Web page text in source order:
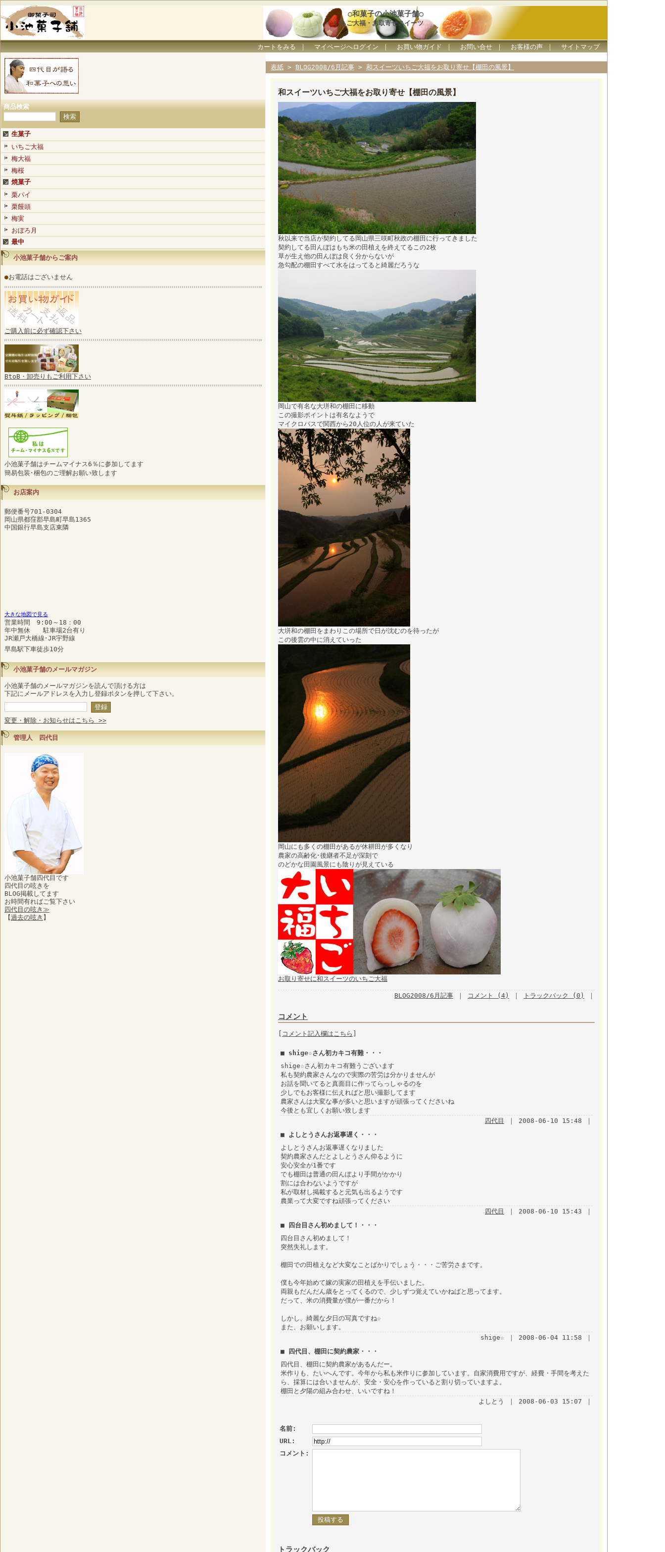
○和菓子の小池菓子舗○
いちご大福・お取寄せスイーツ
カートをみる ｜ マイページへログイン ｜ お買い物ガイド ｜ お問い合せ ｜ お客様の声 ｜ サイトマップ
商品検索
生菓子
いちご大福
梅大福
梅桜
焼菓子
栗パイ
栗饅頭
梅実
おぼろ月
最中
小池菓子舗からご案内
●お電話はございません
ご購入前に必ず確認下さい
BtoB・卸売りもご利用下さい
小池菓子舗はチームマイナス6％に参加してます
簡易包装･梱包のご理解お願い致します
お店案内
郵便番号701-0304
岡山県都窪郡早島町早島1365
中国銀行早島支店東隣
大きな地図で見る
営業時間 9:00～18：00
年中無休 駐車場2台有り
JR瀬戸大橋線･JR宇野線
早島駅下車徒歩10分
小池菓子舗のメールマガジン
小池菓子舗のメールマガジンを読んで頂ける方は
下記にメールアドレスを入力し登録ボタンを押して下さい。
変更・解除・お知らせはこちら >>
管理人 四代目
小池菓子舗四代目です
四代目の呟きを
BLOG掲載してます
お時間有ればご覧下さい
四代目の呟き≫
【過去の呟き 】
表紙 > BLOG2008/6月記事 > 和スイーツいちご大福をお取り寄せ【棚田の風景】
和スイーツいちご大福をお取り寄せ【棚田の風景】
秋以来で当店が契約してる岡山県三咲町秋政の棚田に行ってきました
契約してる田んぼはもち米の田植えを終えてるこの2枚
草が生え他の田んぼは良く分からないが
急勾配の棚田すべて水をはってると綺麗だろうな
岡山で有名な大垪和の棚田に移動
この撮影ポイントは有名なようで
マイクロバスで関西から20人位の人が来ていた
大垪和の棚田をまわりこの場所で日が沈むのを待ったが
この後雲の中に消えていった
岡山にも多くの棚田があるが休耕田が多くなり
農家の高齢化･後継者不足が深刻で
のどかな田園風景にも陰りが見えている
お取り寄せに和スイーツのいちご大福
BLOG2008/6月記事 ｜ コメント (4) ｜ トラックバック (0) ｜
コメント
コメント記入欄はこちら
■ shige☆さん初カキコ有難・・・
shige☆さん初カキコ有難うございます
私も契約農家さんなので実際の苦労は分かりませんが
お話を聞いてると真面目に作ってらっしゃるのを
少しでもお客様に伝えればと思い撮影してます
農家さんは大変な事が多いと思いますが頑張ってくださいね
今後とも宜しくお願い致します
四代目
｜ 2008-06-10 15:48 ｜
■ よしとうさんお返事遅く・・・
よしとうさんお返事遅くなりました
契約農家さんだとよしとうさん仰るように
安心安全が1番です
でも棚田は普通の田んぼより手間がかかり
割には合わないようですが
私が取材し掲載すると元気も出るようです
農業って大変ですね頑張ってください
四代目
｜ 2008-06-10 15:43 ｜
■ 四台目さん初めまして！・・・
四台目さん初めまして！
突然失礼します。
棚田での田植えなど大変なことばかりでしょう・・・ご苦労さまです。
僕も今年始めて嫁の実家の田植えを手伝いました。
両親もだんだん歳をとってくるので、少しずつ覚えていかねばと思ってます。
だって、米の消費量が僕が一番だから！
しかし、綺麗な夕日の写真ですね☆
また、お願いします。
shige☆ ｜ 2008-06-04 11:58 ｜
■ 四代目、棚田に契約農家・・・
四代目、棚田に契約農家があるんだー。
米作りも、たいへんです。今年から私も米作りに参加しています。自家消費用ですが、経費・手間を考えた
ら、採算には合いませんが、安全・安心を作っていると割り切っていますよ。
棚田と夕陽の組み合わせ、いいですね！
よしとう ｜ 2008-06-03 15:07 ｜
名前:
URL:
コメント:
トラックバック